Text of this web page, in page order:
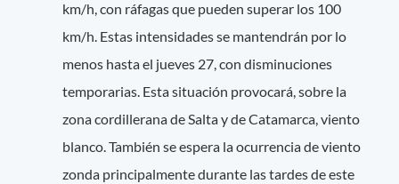
km/h, con ráfagas que pueden superar los 100
km/h. Estas intensidades se mantendrán por lo
menos hasta el jueves 27, con disminuciones
temporarias. Esta situación provocará, sobre la
zona cordillerana de Salta y de Catamarca, viento
blanco. También se espera la ocurrencia de viento
zonda principalmente durante las tardes de este